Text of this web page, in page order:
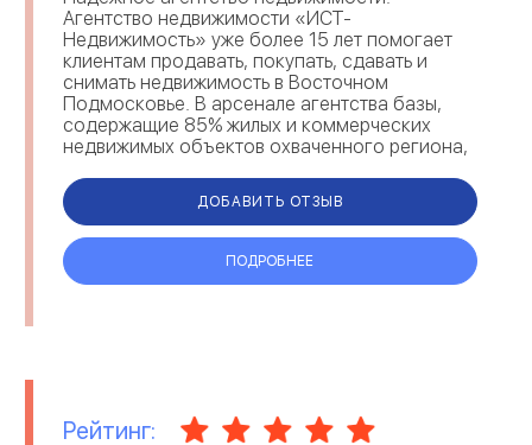
Агентство недвижимости «ИСТ-
Недвижимость» уже более 15 лет помогает
клиентам продавать, покупать, сдавать и
снимать недвижимость в Восточном
Подмосковье. В арсенале агентства базы,
содержащие 85% жилых и коммерческих
недвижимых объектов охваченного региона,
именно то, чт...
ДОБАВИТЬ ОТЗЫВ
ПОДРОБНЕЕ
Рейтинг: